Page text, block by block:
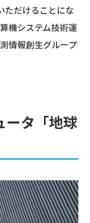
ただけることにな
機システム技術運
情報創⽣グループ
ータ「地球